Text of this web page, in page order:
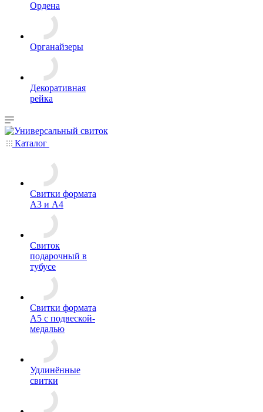
Ордена
Органайзеры
Декоративная
рейка
Каталог
Свитки формата
А3 и А4
Свиток
подарочный в
тубусе
Свитки формата
А5 с подвеской-
медалью
Удлинённые
свитки